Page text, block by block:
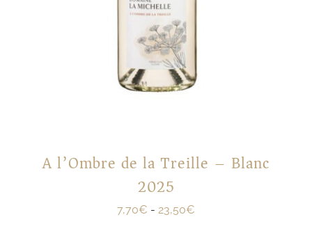
A l’Ombre de la Treille – Blanc
2025
7,70€ - 23,50€